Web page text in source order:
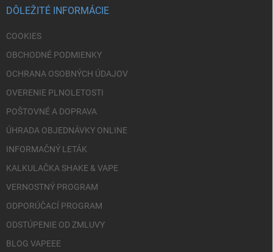
DÔLEŽITÉ INFORMÁCIE
COOKIES
OBCHODNÉ PODMIENKY
OCHRANA OSOBNÝCH ÚDAJOV
OVERENIE PLNOLETOSTI
POŠTOVNÉ A DOPRAVA
ÚHRADA OBJEDNÁVKY ONLINE
INFORMAČNÝ LETÁK
KALKULAČKA SHAKE & VAPE
VERNOSTNÝ PROGRAM
ODPORÚČACÍ PROGRAM
ODSTÚPENIE OD ZMLUVY
BLOG VAPEEE